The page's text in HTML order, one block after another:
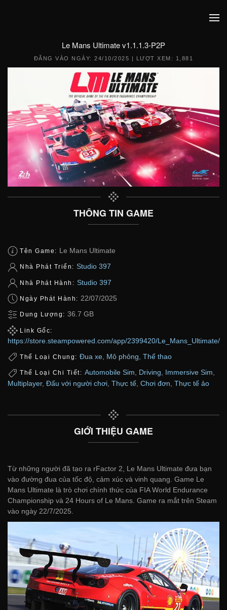
Le Mans Ultimate v1.1.1.3-P2P
ĐĂNG VÀO NGÀY:24/10/2025 | LƯỢT XEM: 1,881
THÔNG TIN GAME
Tên Game: Le Mans Ultimate
Nhà Phát Triển: Studio 397
Nhà Phát Hành: Studio 397
Ngày Phát Hành: 22/07/2025
Dung Lượng: 36.7 GB
Link Gốc:
https://store.steampowered.com/app/2399420/Le_Mans_Ultimate/
Thể Loại Chung: Đua xe Mô phỏng Thể thao
Thể Loại Chi Tiết: Automobile Sim, Driving, Immersive Sim,
Multiplayer, Đấu với người chơi Thực tế Chơi đơn Thực tế ảo
GIỚI THIỆU GAME
Từ những người đã tạo ra rFactor 2, Le Mans Ultimate đưa bạn
vào đường đua của tốc độ, cảm xúc và vinh quang. Game Le
Mans Ultimate là trò chơi chính thức của FIA World Endurance
Championship và 24 Hours of Le Mans. Game ra mắt trên Steam
vào ngày 22/7/2025.